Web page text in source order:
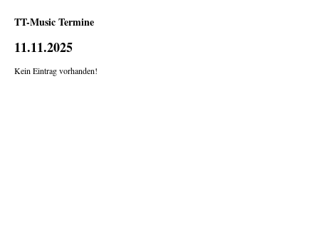
TT-Music Termine
11.11.2025
Kein Eintrag vorhanden!